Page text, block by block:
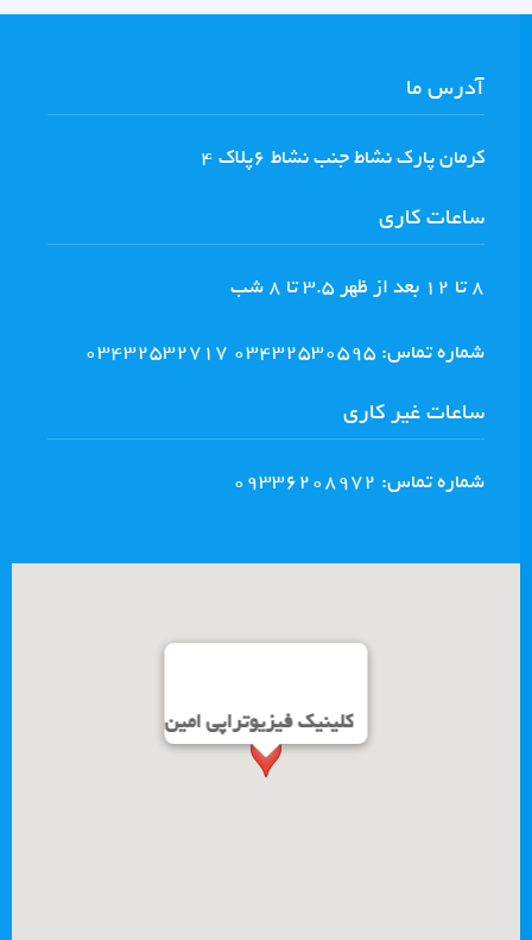
آدرس ما
كرمان پارك نشاط جنب نشاط ٦پلاك ٤
ساعات کاری
8 تا ١٢ بعد از ظهر ٣.٥ تا ٨ شب
شماره تماس: 03432530595 03432532717
ساعات غیر کاری
شماره تماس: 09336208972
کلینیک فیزیوتراپی امین